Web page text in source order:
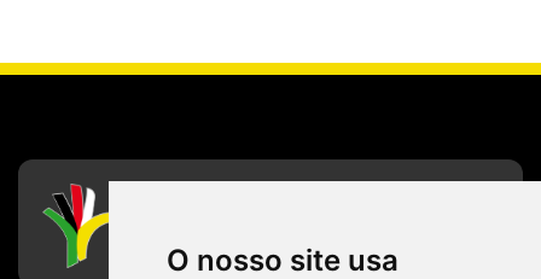
O nosso site usa